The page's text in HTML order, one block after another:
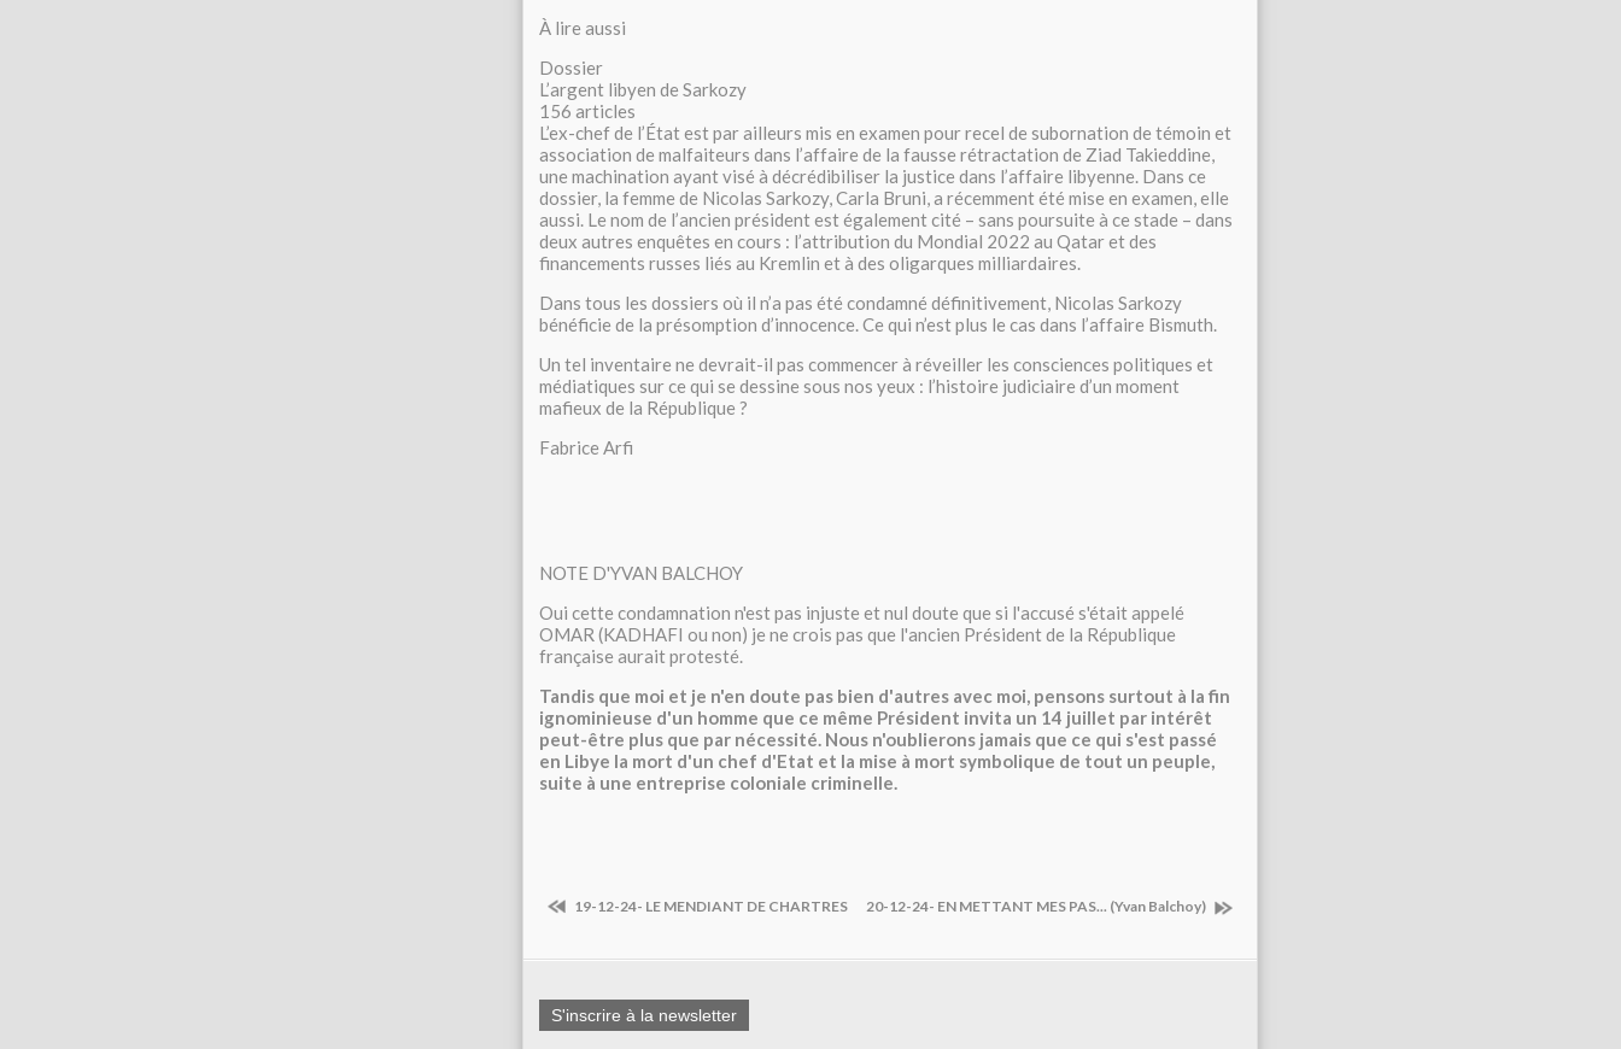
À lire aussi
Dossier
L’argent libyen de Sarkozy
156 articles
L’ex-chef de l’État est par ailleurs mis en examen pour recel de subornation de témoin et
association de malfaiteurs dans l’affaire de la fausse rétractation de Ziad Takieddine,
une machination ayant visé à décrédibiliser la justice dans l’affaire libyenne. Dans ce
dossier, la femme de Nicolas Sarkozy, Carla Bruni, a récemment été mise en examen, elle
aussi. Le nom de l’ancien président est également cité – sans poursuite à ce stade – dans
deux autres enquêtes en cours : l’attribution du Mondial 2022 au Qatar et des
financements russes liés au Kremlin et à des oligarques milliardaires.
Dans tous les dossiers où il n’a pas été condamné définitivement, Nicolas Sarkozy
bénéficie de la présomption d’innocence. Ce qui n’est plus le cas dans l’affaire Bismuth.
Un tel inventaire ne devrait-il pas commencer à réveiller les consciences politiques et
médiatiques sur ce qui se dessine sous nos yeux : l’histoire judiciaire d’un moment
mafieux de la République ?
Fabrice Arfi
NOTE D'YVAN BALCHOY
Oui cette condamnation n'est pas injuste et nul doute que si l'accusé s'était appelé
OMAR (KADHAFI ou non) je ne crois pas que l'ancien Président de la République
française aurait protesté.
Tandis que moi et je n'en doute pas bien d'autres avec moi, pensons surtout à la fin
ignominieuse d'un homme que ce même Président invita un 14 juillet par intérêt
peut-être plus que par nécessité. Nous n'oublierons jamais que ce qui s'est passé
en Libye la mort d'un chef d'Etat et la mise à mort symbolique de tout un peuple,
suite à une entreprise coloniale criminelle.
19-12-24- LE MENDIANT DE CHARTRES 20-12-24- EN METTANT MES PAS... (Yvan Balchoy)
S'inscrire à la newsletter